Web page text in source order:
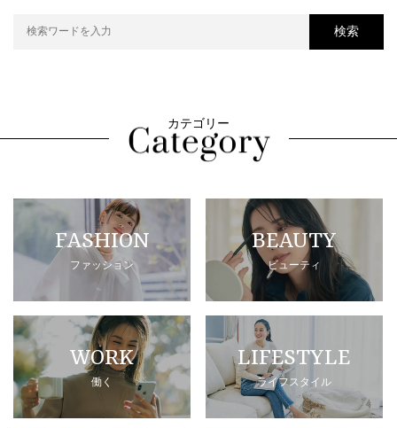
検索
カテゴリー
FASHION
ファッション
BEAUTY
ビューティ
WORK
働く
LIFESTYLE
ライフスタイル